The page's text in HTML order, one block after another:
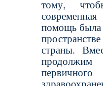
тому,
помощь была
страны.